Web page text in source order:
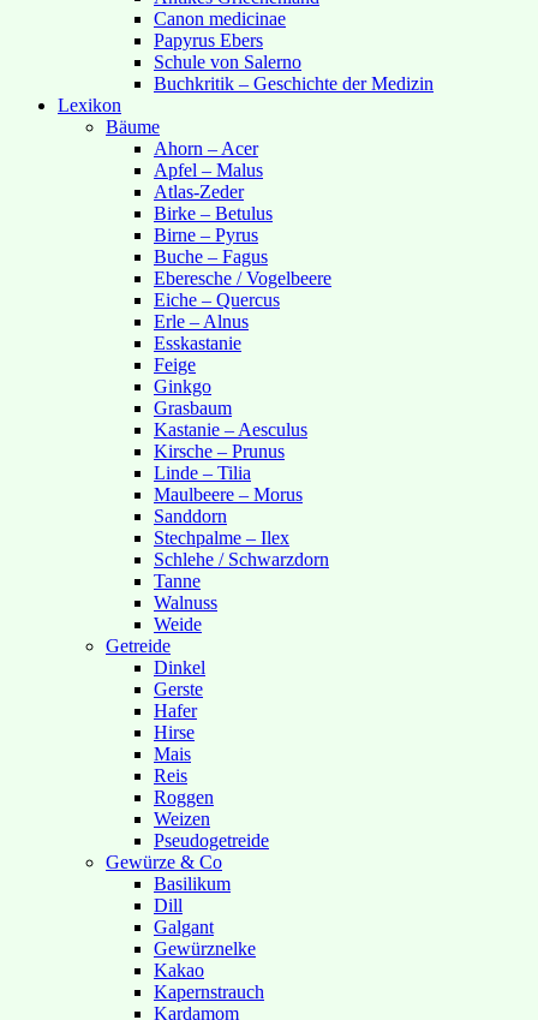
Canon medicinae
Papyrus Ebers
Schule von Salerno
Buchkritik – Geschichte der Medizin
Lexikon
Bäume
Ahorn – Acer
Apfel – Malus
Atlas-Zeder
Birke – Betulus
Birne – Pyrus
Buche – Fagus
Eberesche / Vogelbeere
Eiche – Quercus
Erle – Alnus
Esskastanie
Feige
Ginkgo
Grasbaum
Kastanie – Aesculus
Kirsche – Prunus
Linde – Tilia
Maulbeere – Morus
Sanddorn
Stechpalme – Ilex
Schlehe / Schwarzdorn
Tanne
Walnuss
Weide
Getreide
Dinkel
Gerste
Hafer
Hirse
Mais
Reis
Roggen
Weizen
Pseudogetreide
Gewürze & Co
Basilikum
Dill
Galgant
Gewürznelke
Kakao
Kapernstrauch
Kardamom